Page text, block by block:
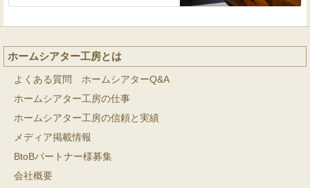
ホームシアター工房とは
よくある質問 ホームシアターQ&A
ホームシアター工房の仕事
ホームシアター工房の信頼と実績
メディア掲載情報
BtoBパートナー様募集
会社概要